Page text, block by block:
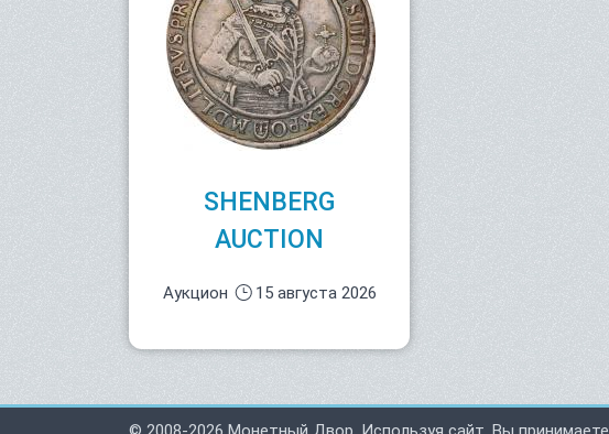
SHENBERG
AUCTION
Аукцион 15 августа 2026